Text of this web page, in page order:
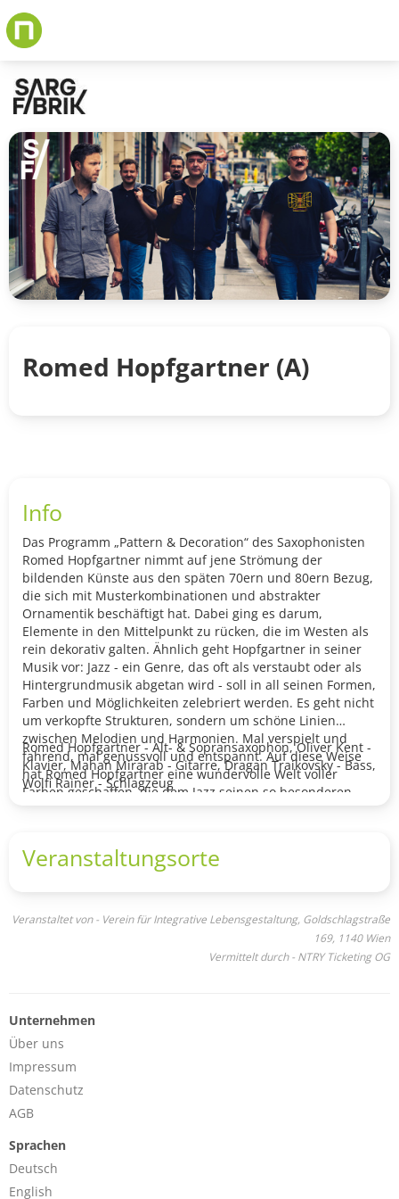
Skip
to
content
Romed Hopfgartner (A)
Info
Das Programm „Pattern & Decoration“ des Saxophonisten
Romed Hopfgartner nimmt auf jene Strömung der
bildenden Künste aus den späten 70ern und 80ern Bezug,
die sich mit Musterkombinationen und abstrakter
Ornamentik beschäftigt hat. Dabei ging es darum,
Elemente in den Mittelpunkt zu rücken, die im Westen als
rein dekorativ galten. Ähnlich geht Hopfgartner in seiner
Musik vor: Jazz - ein Genre, das oft als verstaubt oder als
Hintergrundmusik abgetan wird - soll in all seinen Formen,
Farben und Möglichkeiten zelebriert werden. Es geht nicht
um verkopfte Strukturen, sondern um schöne Linien
zwischen Melodien und Harmonien. Mal verspielt und
fahrend, mal genussvoll und entspannt. Auf diese Weise
hat Romed Hopfgartner eine wundervolle Welt voller
Farben geschaffen, die dem Jazz seinen so besonderen
Romed Hopfgartner - Alt- & Sopransaxophon, Oliver Kent -
Klavier, Mahan Mirarab - Gitarre, Dragan Traikovsky - Bass,
Wolfi Rainer - Schlagzeug
Veranstaltungsorte
Veranstaltet von - Verein für Integrative Lebensgestaltung, Goldschlagstraße
169, 1140 Wien
Vermittelt durch - NTRY Ticketing OG
Unternehmen
Über uns
Impressum
Datenschutz
AGB
Sprachen
Deutsch
English